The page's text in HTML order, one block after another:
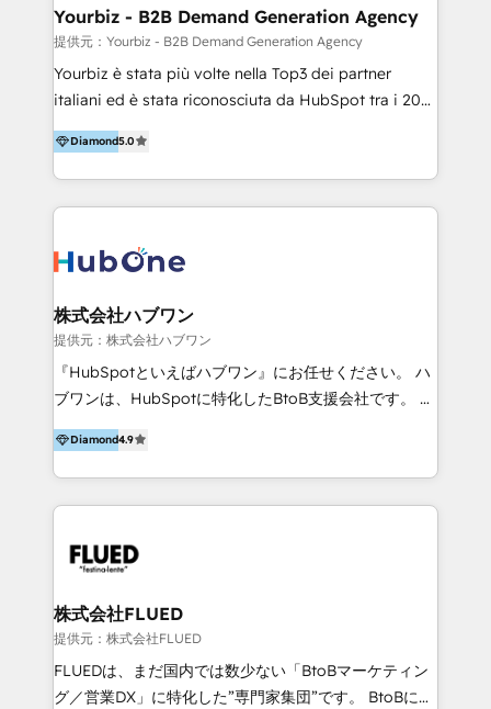
Integrations 💎Go-To-Market (GTM) Strategies &
Account-Based Marketing 💎CMS Development &
Conversion-Focused Websites With a 5.0⭐average
rating and 140+ verified client reviews on the
businesses globally for consistent delivery and high
client satisfaction. With deep HubSpot expertise and
your business with a proven and reliable HubSpot
Diamond Partner? 👉Connect with TRooInbound
today (https://www.trooinbound.com/contact-us)
Yourbiz - B2B Demand Generation Agency
提供元：Yourbiz - B2B Demand Generation Agency
Yourbiz è stata più volte nella Top3 dei partner
italiani ed è stata riconosciuta da HubSpot tra i 20
migliori partner EMEA per la gestione del cliente.
Stiamo accompagnando oltre 100 aziende nella
digitalizzazione e ottimizzazione dei processi di
marketing e vendita. Il nostro metodo DAM è stato
mappatura dei canali di acquisizione dei contatti e
HubSpot come fornitore ufficiale per le integrazioni
tra il CRM e altri sistemi aziendali, tra cui SAP,
AS400, TeamSystem. HubSpot ci ha riconosciuto
come formatori ufficiali per l'adozione del CRM in
50% più alto tra i nostri clienti rispetto le altre
aziende. Lavoriamo con aziende B2B tra i 5 e i 35
massimizzare il ritorno sugli investimenti.
Diamond5.0
株式会社ハブワン
提供元：株式会社ハブワン
『HubSpotといえばハブワン』にお任せください。 ハ
ブワンは、HubSpotに特化したBtoB支援会社です。 ノ
ーコードCMS構築、CRM／MA／SFAの設計・運用、他
システムAPI連携・開発、営業定着支援、カスタマーサ
クセス体制の設計まで、ワンストップ完結できる支援体
制を整えています。 HubSpotの導入支援だけでなく、
ナリオ設計まで含めてご提案。「導入して終わり」では
と。それが、ハブワンのスタンスです。 また、
HubSpotはもちろん、ferret One、WordPress、
Movable Type（Power CMS）などの各種CMSを活用
し、延べ100社以上のBtoB企業のサイト制作経験をもと
Diamond4.9
株式会社FLUED
提供元：株式会社FLUED
FLUEDは、まだ国内では数少ない「BtoBマーケティン
グ／営業DX」に特化した”専門家集団”です。 BtoBに特